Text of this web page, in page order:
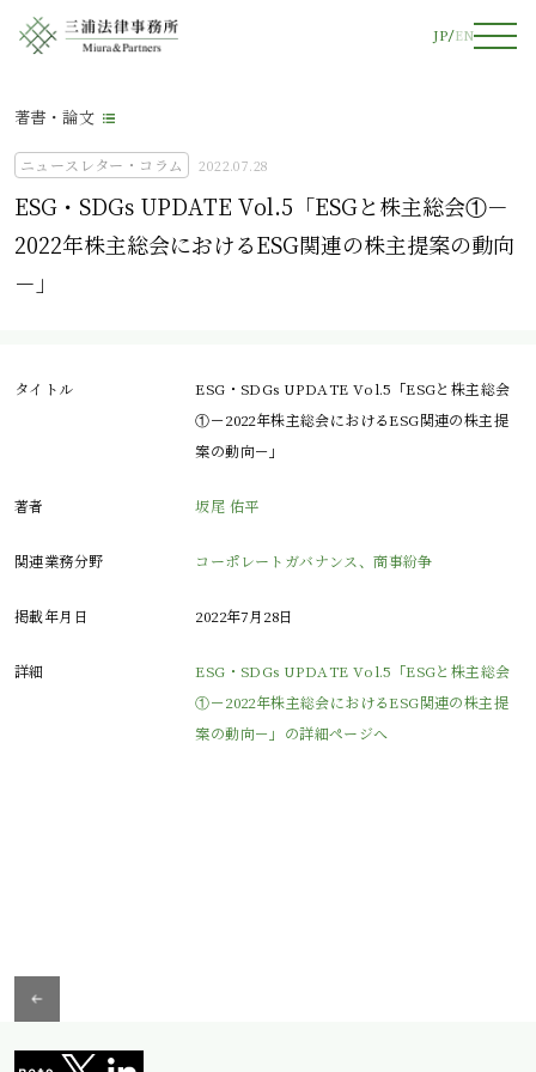
JP EN
著書・論文
ニュースレター・コラム 2022.07.28
ESG・SDGs UPDATE Vol.5「ESGと株主総会①－
2022年株主総会におけるESG関連の株主提案の動向
－」
タイトル
ESG・SDGs UPDATE Vol.5「ESGと株主総会
①－2022年株主総会におけるESG関連の株主提
案の動向－」
著者 坂尾 佑平
関連業務分野 コーポレートガバナンス、商事紛争
掲載年月日 2022年7月28日
詳細
ESG・SDGs UPDATE Vol.5「ESGと株主総会
①－2022年株主総会におけるESG関連の株主提
案の動向－」の詳細ページへ